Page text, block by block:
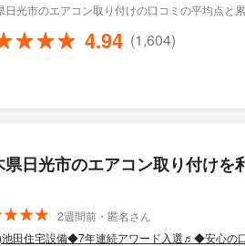
日光市のエアコン取り付けの口コミの平均点と
4.94 (1,604)
県日光市のエアコン取り付けを
2週間前・匿名さん
田住宅設備◆7年連続アワード入選♬◆安心の